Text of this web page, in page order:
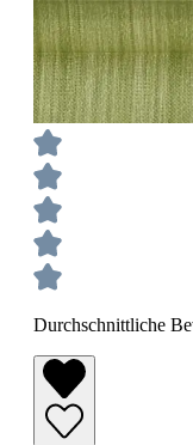
Durchschnittliche